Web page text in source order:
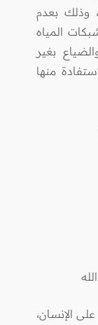
وذلك بعدم
المياه
بغير
منها
الإنسان،